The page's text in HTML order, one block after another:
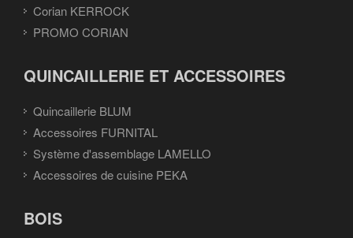
Corian KERROCK
PROMO CORIAN
QUINCAILLERIE ET ACCESSOIRES
Quincaillerie BLUM
Accessoires FURNITAL
Système d'assemblage LAMELLO
Accessoires de cuisine PEKA
BOIS